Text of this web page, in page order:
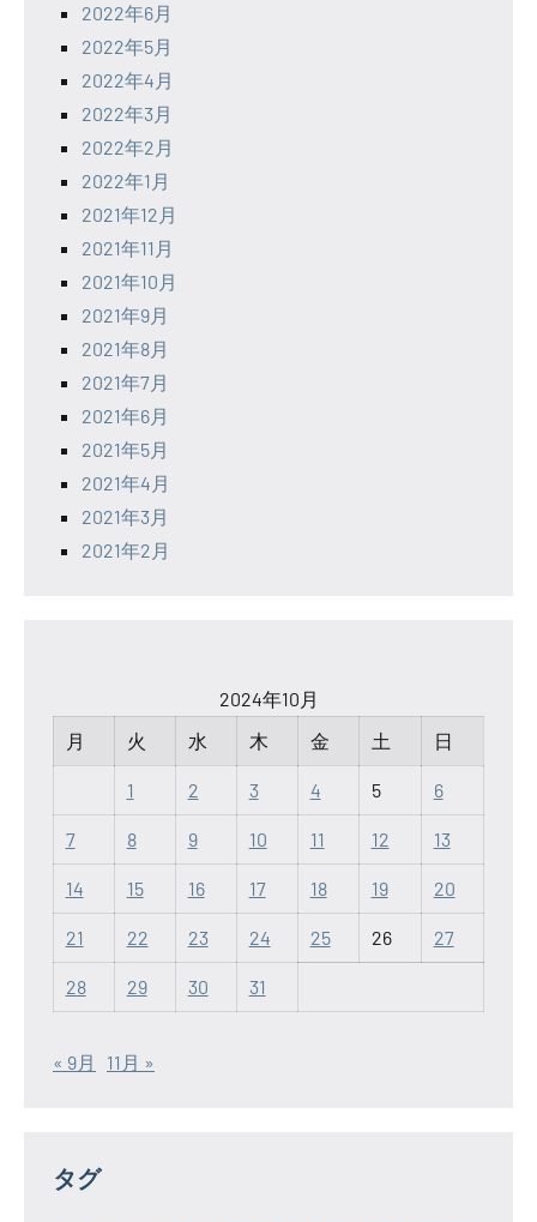
2022年6月
2022年5月
2022年4月
2022年3月
2022年2月
2022年1月
2021年12月
2021年11月
2021年10月
2021年9月
2021年8月
2021年7月
2021年6月
2021年5月
2021年4月
2021年3月
2021年2月
2024年10月
月
火 水 木 金 土 日
1 2 3 4 5 6
7 8 9 10 11 12 13
14 15 16 17 18 19 20
21 22 23 24 25 26 27
28 29 30 31
« 9月 11月 »
タグ